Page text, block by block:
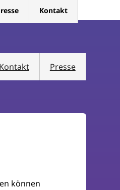
Kontakt
Kontakt Presse
können